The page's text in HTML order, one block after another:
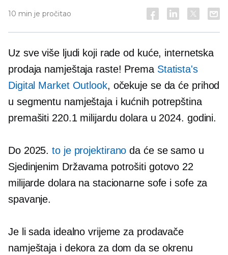
10 min je pročitao
Uz sve više ljudi koji rade od kuće, internetska
prodaja namještaja raste! Prema Statista's
Digital Market Outlook, očekuje se da će prihod
u segmentu namještaja i kućnih potrepština
premašiti 220.1 milijardu dolara u 2024. godini.
Do 2025.to je projektirano da će se samo u
Sjedinjenim Državama potrošiti gotovo 22
milijarde dolara na stacionarne sofe i sofe za
spavanje.
Je li sada idealno vrijeme za prodavače
namještaja i dekora za dom da se okrenu